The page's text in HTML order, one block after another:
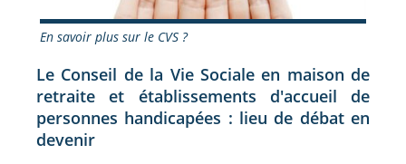
En savoir plus sur le CVS ?
Le Conseil de la Vie Sociale en maison de
retraite et établissements d'accueil de
personnes handicapées : lieu de débat en
devenir